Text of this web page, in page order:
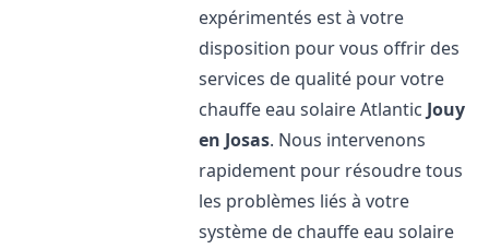
expérimentés est à votre
disposition pour vous offrir des
services de qualité pour votre
chauffe eau solaire Atlantic Jouy
en Josas. Nous intervenons
rapidement pour résoudre tous
les problèmes liés à votre
système de chauffe eau solaire